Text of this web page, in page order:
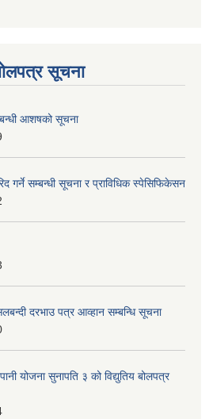
सूचना
आशषको सूचना
गर्ने सम्बन्धी सूचना र प्राविधिक स्पेसिफिकेसन
दरभाउ पत्र आव्हान सम्बन्धि सूचना
योजना सुनापति ३ को विद्युतिय बोलपत्र